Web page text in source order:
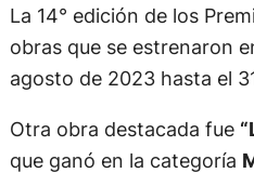
La 14° edición de los
obras que se estrenaron
agosto de 2023 hasta el
Otra obra destacada fue
que ganó en la categoría